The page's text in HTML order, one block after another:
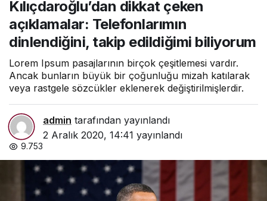
Telefonlarımın
dinlendiğini, takip
edildiğimi biliyorum
Kılıçdaroğlu’dan dikkat çeken
açıklamalar: Telefonlarımın
dinlendiğini, takip edildiğimi biliyorum
Lorem Ipsum pasajlarının birçok çeşitlemesi vardır.
Ancak bunların büyük bir çoğunluğu mizah katılarak
veya rastgele sözcükler eklenerek değiştirilmişlerdir.
admin tarafından yayınlandı
2 Aralık 2020, 14:41 yayınlandı
9.753